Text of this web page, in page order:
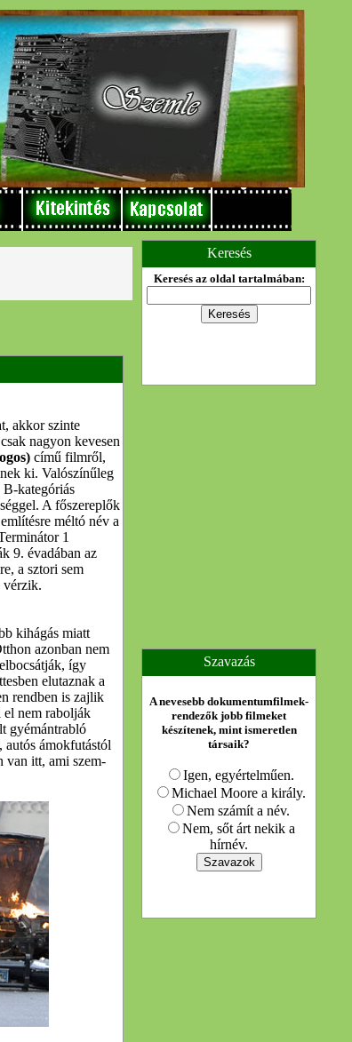
akkor szinte
nagyon kevesen
című filmről,
ki. Valószínűleg
B-kategóriás
A főszereplők
méltó név a
1
9. évadában az
a sztori sem
vérzik.
kihágás miatt
azonban nem
így
elutaznak a
rendben is zajlik
el nem rabolják
gyémántrabló
autós ámokfutástól
van itt, ami szem-
Keresés
Keresés az oldal tartalmában:
Szavazás
A nevesebb dokumentumfilmek-
rendezők jobb filmeket
készítenek, mint ismeretlen
társaik?
Igen, egyértelműen.
Michael Moore a király.
Nem számít a név.
Nem, sőt árt nekik a
hírnév.